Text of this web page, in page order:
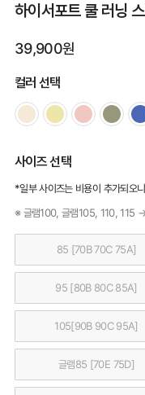
하이서포트 쿨 러닝
39,900원
컬러 선택
사이즈 선택
*일부 사이즈는 비용이 추가되오
※ 글램100, 글램105, 110, 115
85 [70B 70C 75A]
95 [80B 80C 85A]
105[90B 90C 95A]
글램85 [70E 75D]